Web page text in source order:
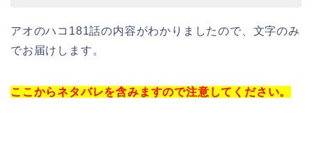
アオのハコ181話の内容がわかりましたので、文字のみ
でお届けします。
ここからネタバレを含みますので注意してください。